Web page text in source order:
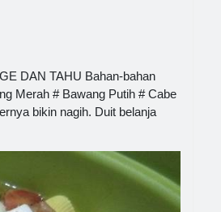
DAN TAHU Bahan-bahan
Merah # Bawang Putih # Cabe
bikin nagih. Duit belanja